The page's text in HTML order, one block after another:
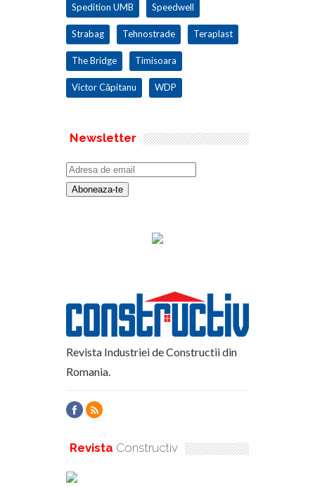
Spedition UMB Speedwell
Strabag Tehnostrade Teraplast
The Bridge Timisoara
Victor Căpitanu WDP
Newsletter
Revista Industriei de Constructii din
Romania.
Revista Constructiv